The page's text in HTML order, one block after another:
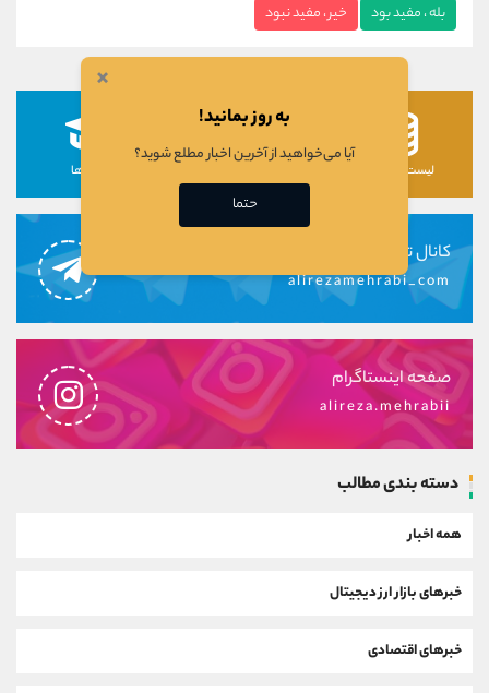
بله ، مفید بود خیر ، مفید نبود
لیست رمزارزها دوره ها
کانال تلگرام
alirezamehrabi_com
صفحه اینستاگرام
alireza.mehrabii
دسته بندی مطالب
همه اخبار
خبرهای بازار ارز دیجیتال
خبرهای اقتصادی
×
به روز بمانید!
آیا می‌خواهید از آخرین اخبار مطلع شوید؟
حتما